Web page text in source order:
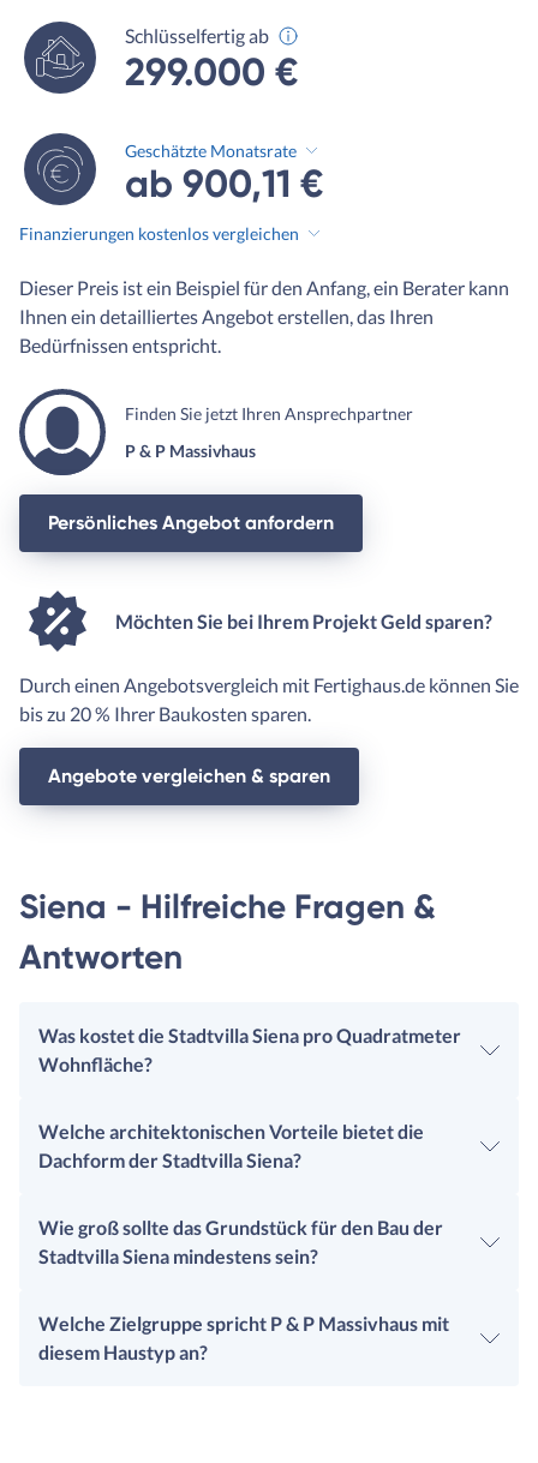
Schlüsselfertig ab
299.000 €
Geschätzte Monatsrate
ab 900,11 €
Finanzierungen kostenlos vergleichen
Dieser Preis ist ein Beispiel für den Anfang, ein Berater kann
Ihnen ein detailliertes Angebot erstellen, das Ihren
Bedürfnissen entspricht.
Finden Sie jetzt Ihren Ansprechpartner
P & P Massivhaus
Persönliches Angebot anfordern
Möchten Sie bei Ihrem Projekt Geld sparen?
Durch einen Angebotsvergleich mit Fertighaus.de können Sie
bis zu 20 % Ihrer Baukosten sparen.
Angebote vergleichen & sparen
Siena - Hilfreiche Fragen &
Antworten
Was kostet die Stadtvilla Siena pro Quadratmeter
Wohnfläche?
Welche architektonischen Vorteile bietet die
Dachform der Stadtvilla Siena?
Wie groß sollte das Grundstück für den Bau der
Stadtvilla Siena mindestens sein?
Welche Zielgruppe spricht P & P Massivhaus mit
diesem Haustyp an?